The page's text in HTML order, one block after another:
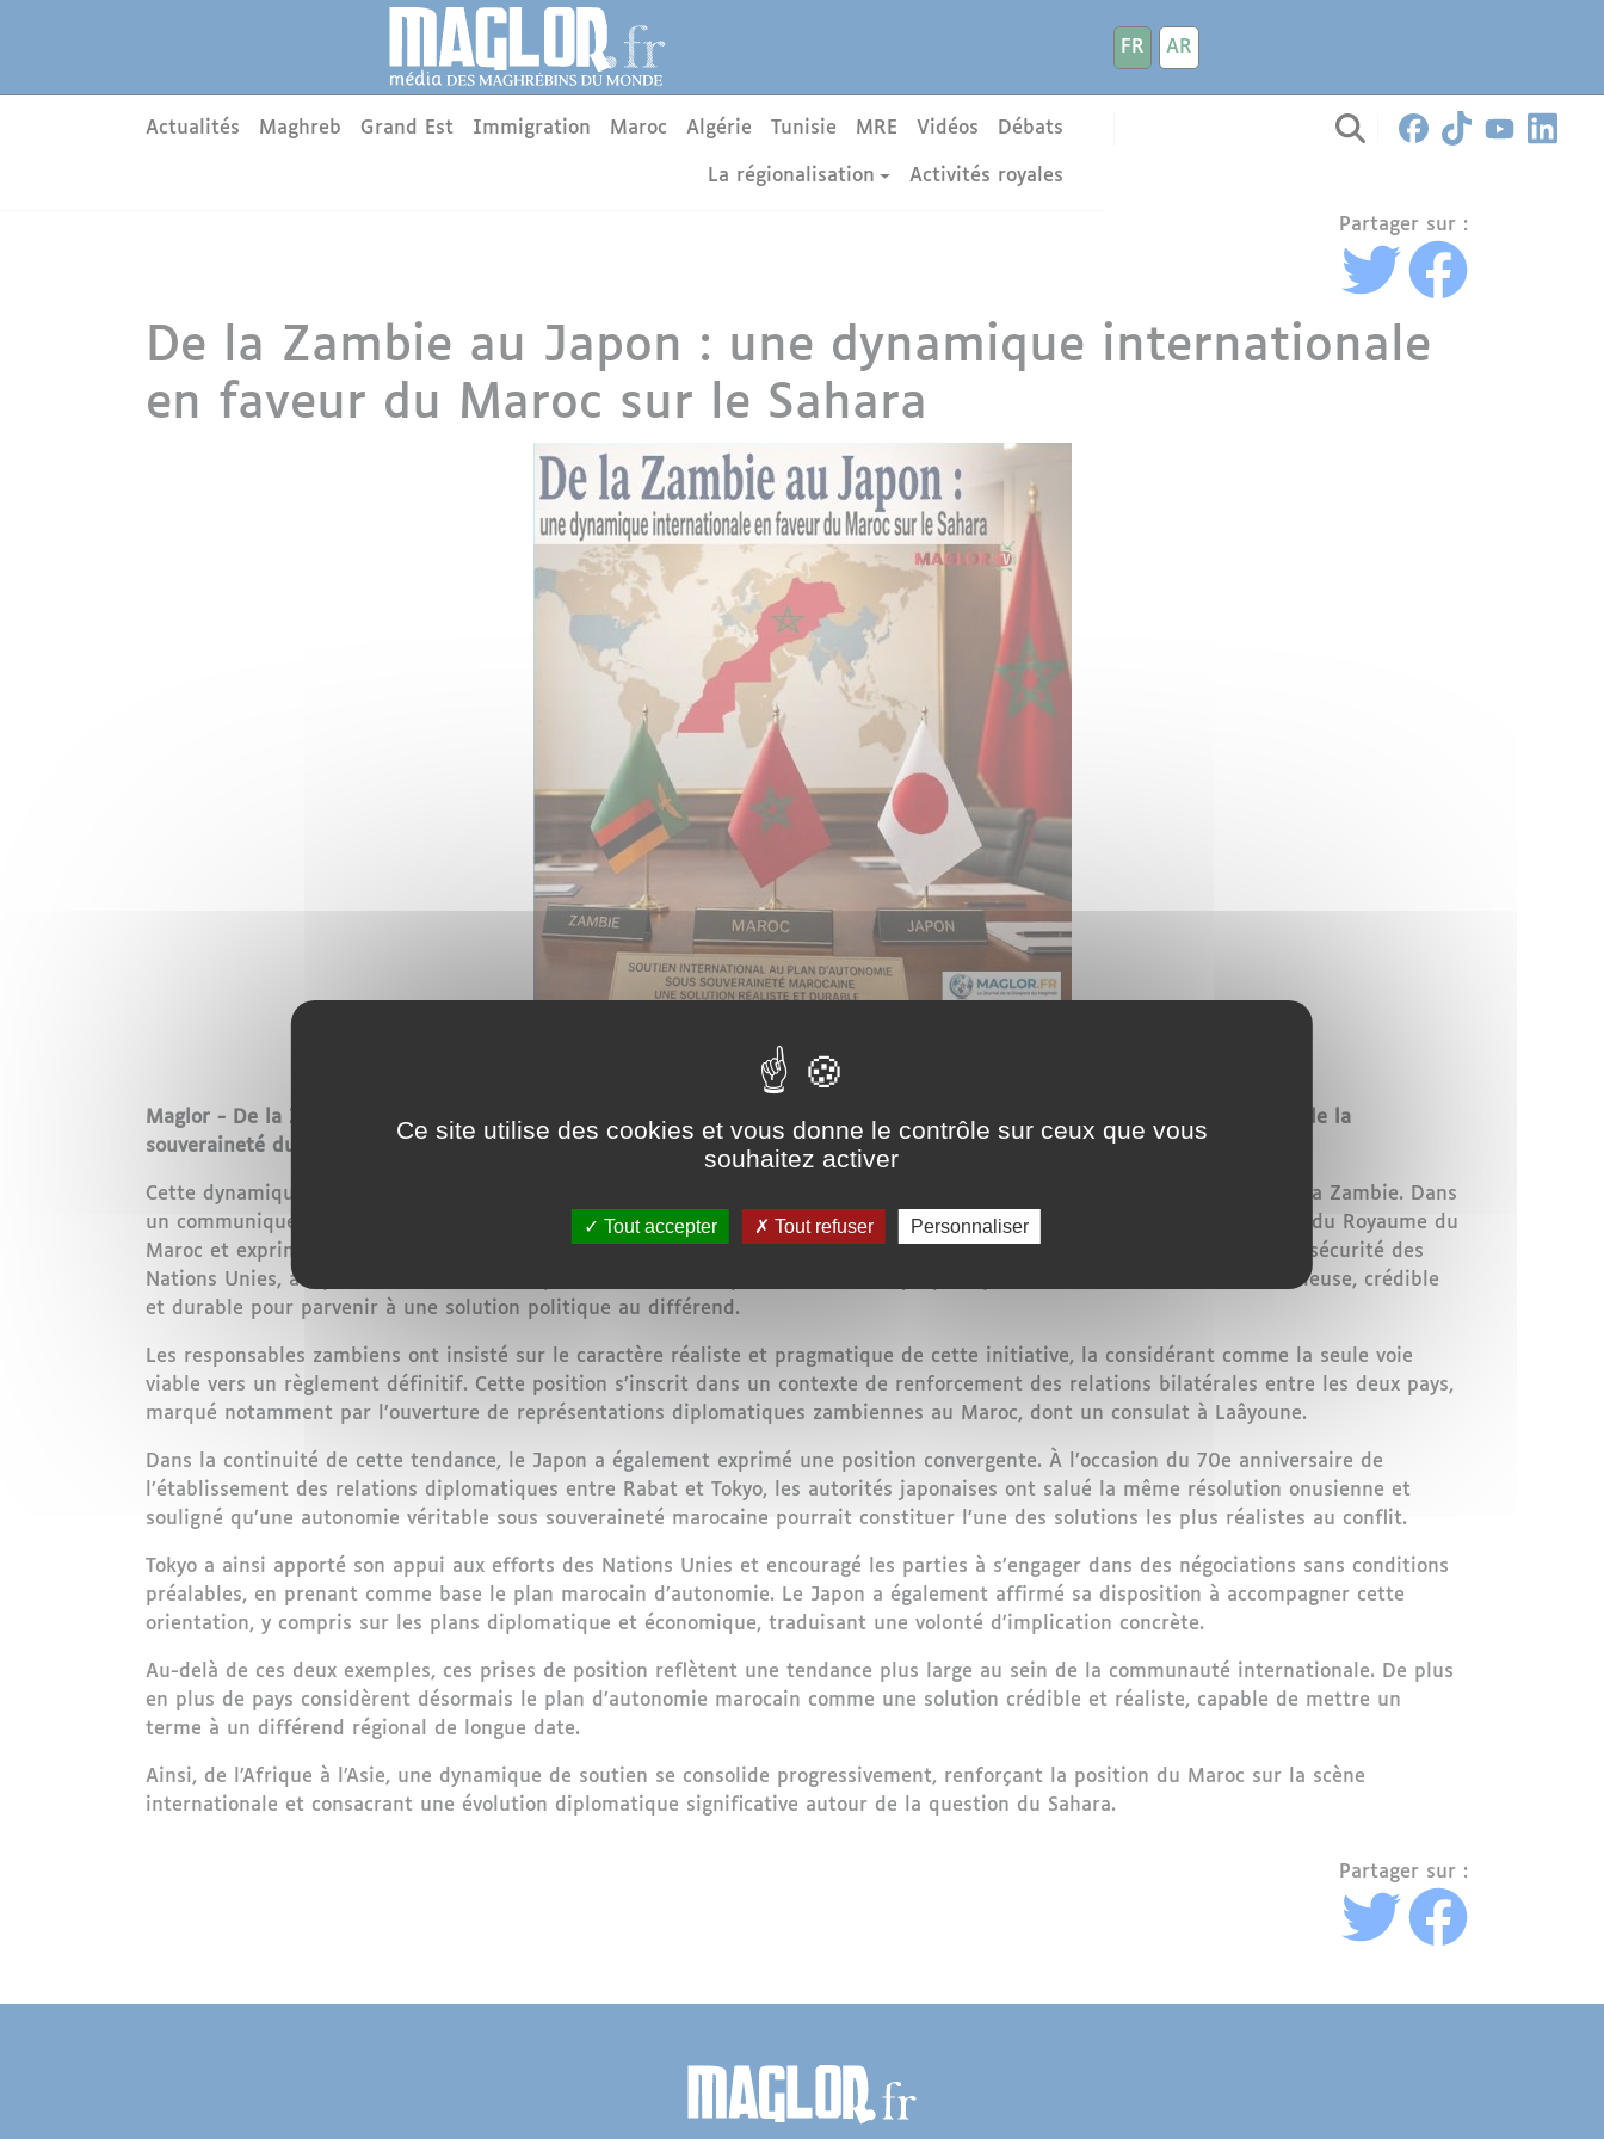
FR
AR
Main menu
Actualités Maghreb Grand Est Immigration Maroc Algérie Tunisie MRE Vidéos Débats
La régionalisation Activités royales
Partager sur :
De la Zambie au Japon : une dynamique internationale
en faveur du Maroc sur le Sahara
Maglor - De la Zambie au Japon, les positions diplomatiques convergent progressivement vers une reconnaissance accrue de la
souveraineté du Maroc sur son Sahara, illustrant une évolution notable sur la scène internationale.
Cette dynamique s’est récemment illustrée à travers les prises de position officielles de plusieurs pays, à commencer par la Zambie. Dans
un communiqué conjoint publié à Rabat, les autorités zambiennes ont réaffirmé leur attachement à l’intégrité territoriale du Royaume du
Maroc et exprimé leur soutien clair à la marocanité du Sahara. Lusaka a également salué la résolution 2797 du Conseil de sécurité des
Nations Unies, adoptée en octobre 2025, qui met en avant le plan d’autonomie proposé par le Maroc comme une base sérieuse, crédible
et durable pour parvenir à une solution politique au différend.
Les responsables zambiens ont insisté sur le caractère réaliste et pragmatique de cette initiative, la considérant comme la seule voie
viable vers un règlement définitif. Cette position s’inscrit dans un contexte de renforcement des relations bilatérales entre les deux pays,
marqué notamment par l’ouverture de représentations diplomatiques zambiennes au Maroc, dont un consulat à Laâyoune.
Dans la continuité de cette tendance, le Japon a également exprimé une position convergente. À l’occasion du 70e anniversaire de
l’établissement des relations diplomatiques entre Rabat et Tokyo, les autorités japonaises ont salué la même résolution onusienne et
souligné qu’une autonomie véritable sous souveraineté marocaine pourrait constituer l’une des solutions les plus réalistes au conflit.
Tokyo a ainsi apporté son appui aux efforts des Nations Unies et encouragé les parties à s’engager dans des négociations sans conditions
préalables, en prenant comme base le plan marocain d’autonomie. Le Japon a également affirmé sa disposition à accompagner cette
orientation, y compris sur les plans diplomatique et économique, traduisant une volonté d’implication concrète.
Au-delà de ces deux exemples, ces prises de position reflètent une tendance plus large au sein de la communauté internationale. De plus
en plus de pays considèrent désormais le plan d’autonomie marocain comme une solution crédible et réaliste, capable de mettre un
terme à un différend régional de longue date.
Ainsi, de l’Afrique à l’Asie, une dynamique de soutien se consolide progressivement, renforçant la position du Maroc sur la scène
internationale et consacrant une évolution diplomatique significative autour de la question du Sahara.
Partager sur :
Ce site utilise des cookies et vous donne le contrôle sur ceux que vous
souhaitez activer
Tout accepter Tout refuser Personnaliser